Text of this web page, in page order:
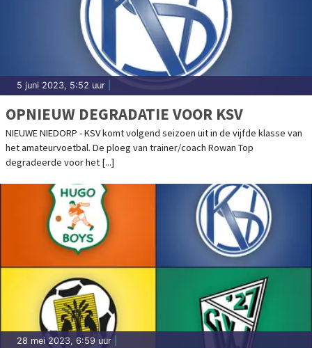
5 juni 2023, 5:52 uur
OPNIEUW DEGRADATIE VOOR KSV
NIEUWE NIEDORP - KSV komt volgend seizoen uit in de vijfde klasse van
het amateurvoetbal. De ploeg van trainer/coach Rowan Top
degradeerde voor het [...]
28 mei 2023, 6:59 uur